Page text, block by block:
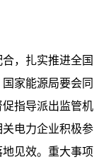
，扎实推进全国
家能源局要会同
指导派出监管机
电力企业积极参
见效。重大事项